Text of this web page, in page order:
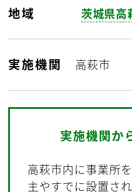
地域 茨城県高
実施機関 高萩市
実施機関か
高萩市内に事業所
主やすでに設置さ